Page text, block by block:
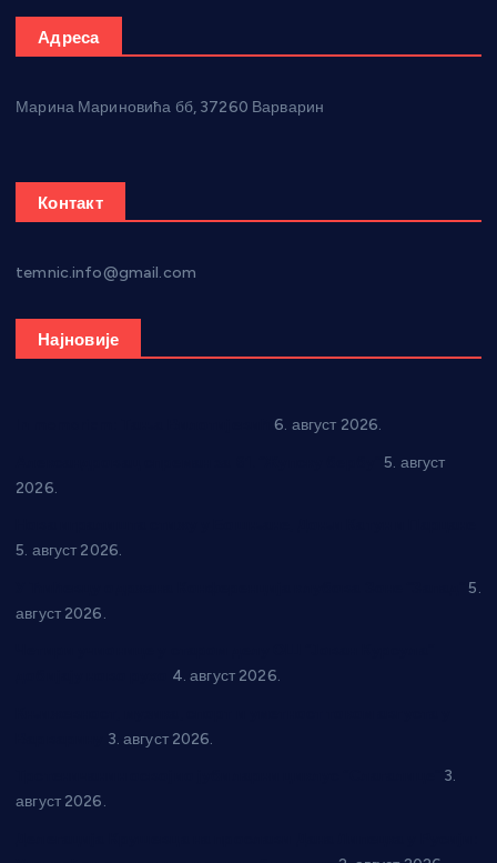
Адреса
Марина Мариновића бб, 37260 Варварин
Контакт
temnic.info@gmail.com
Најновије
6. август 2026.
5. август
2026.
5. август 2026.
5.
август 2026.
4. август 2026.
3. август 2026.
3.
август 2026.